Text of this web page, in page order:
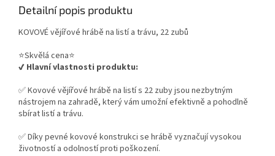
Detailní popis produktu
KOVOVÉ vějířové hrábě na listí a trávu, 22 zubů
⭐️Skvělá cena⭐️
✔️ Hlavní vlastnosti produktu:
✅ Kovové vějířové hrábě na listí s 22 zuby jsou nezbytným
nástrojem na zahradě, který vám umožní efektivně a pohodlně
sbírat listí a trávu.
✅ Díky pevné kovové konstrukci se hrábě vyznačují vysokou
životností a odolností proti poškození.